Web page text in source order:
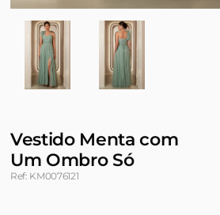
Vestido Menta com
Um Ombro Só
Ref: KM0076121